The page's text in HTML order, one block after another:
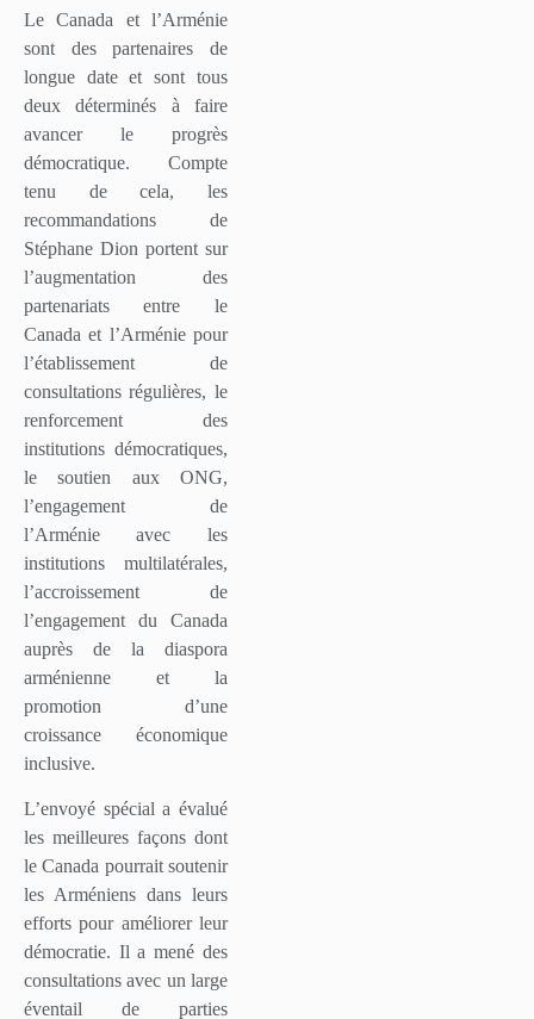
Le Canada et l’Arménie
sont des partenaires de
longue date et sont tous
deux déterminés à faire
avancer le progrès
démocratique. Compte
tenu de cela, les
recommandations de
Stéphane Dion portent sur
l’augmentation des
partenariats entre le
Canada et l’Arménie pour
l’établissement de
consultations régulières, le
renforcement des
institutions démocratiques,
le soutien aux ONG,
l’engagement de
l’Arménie avec les
institutions multilatérales,
l’accroissement de
l’engagement du Canada
auprès de la diaspora
arménienne et la
promotion d’une
croissance économique
inclusive.
L’envoyé spécial a évalué
les meilleures façons dont
le Canada pourrait soutenir
les Arméniens dans leurs
efforts pour améliorer leur
démocratie. Il a mené des
consultations avec un large
éventail de parties